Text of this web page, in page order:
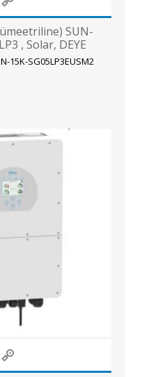
SUN-
, Solar, DEYE
15K-SG05LP3EUSM2